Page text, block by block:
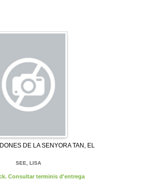
DE LA SENYORA TAN, EL
SEE, LISA
Consultar terminis d'entrega